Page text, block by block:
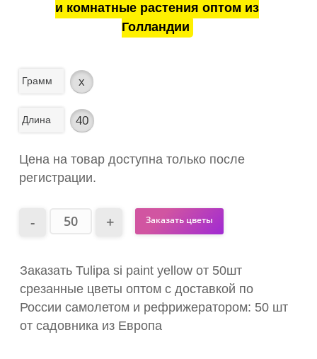
и комнатные растения оптом из
Голландии
Грамм x
Длина 40
Цена на товар доступна только после
регистрации.
Заказать цветы
Заказать Tulipa si paint yellow от 50шт
срезанные цветы оптом с доставкой по
России самолетом и рефрижератором: 50 шт
от садовника из Европа